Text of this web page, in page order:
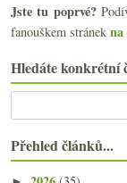
Jste tu poprvé?
fanouškem stránek na
Hledáte konkrétní
Přehled článků...